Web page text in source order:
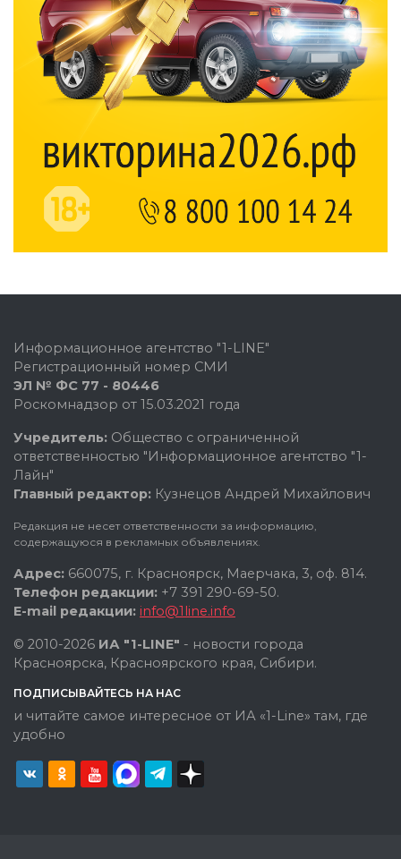
Информационное агентство "1-LINE"
Регистрационный номер СМИ
ЭЛ № ФС 77 - 80446
Роскомнадзор от 15.03.2021 года
Учредитель: Общество с ограниченной
ответственностью "Информационное агентство "1-
Лайн"
Главный редактор: Кузнецов Андрей Михайлович
Редакция не несет ответственности за информацию,
содержащуюся в рекламных объявлениях.
Адрес: 660075, г. Красноярск, Маерчака, 3, оф. 814.
Телефон редакции: +7 391 290-69-50.
E-mail редакции: info@1line.info
© 2010-2026 ИА "1-LINE" - новости города
Красноярска, Красноярского края, Сибири.
ПОДПИСЫВАЙТЕСЬ НА НАС
и читайте самое интересное от ИА «1-Line» там, где
удобно